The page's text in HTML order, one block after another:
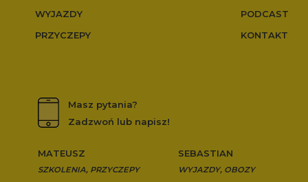
WYJAZDY
PRZYCZEPY
PODCAST
KONTAKT
Masz pytania?
Zadzwoń lub napisz!
MATEUSZ
SZKOLENIA, PRZYCZEPY
SEBASTIAN
WYJAZDY, OBOZY